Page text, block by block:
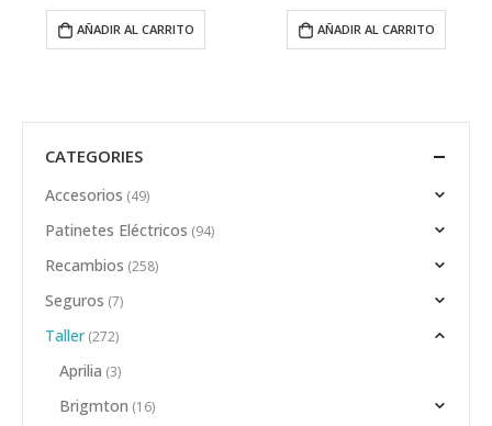
AÑADIR AL CARRITO AÑADIR AL CARRITO
CATEGORIES
Accesorios (49)
Patinetes Eléctricos (94)
Recambios (258)
Seguros (7)
Taller (272)
Aprilia (3)
Brigmton (16)